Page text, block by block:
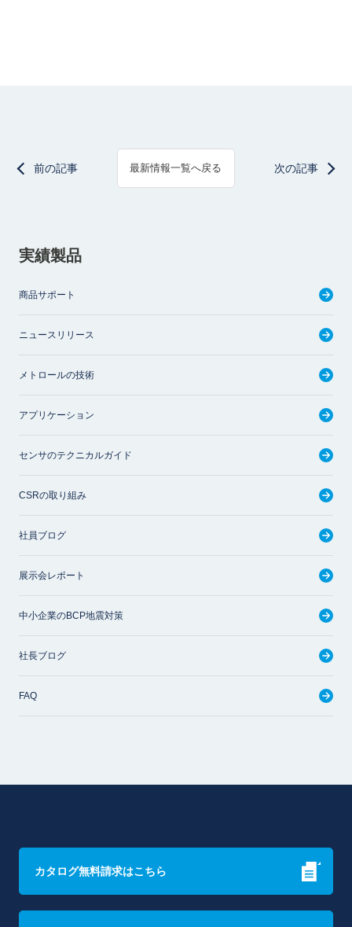
前の記事 最新情報一覧へ戻る 次の記事
実績製品
商品サポート
ニュースリリース
メトロールの技術
アプリケーション
センサのテクニカルガイド
CSRの取り組み
社員ブログ
展示会レポート
中小企業のBCP地震対策
社長ブログ
FAQ
カタログ無料請求はこちら